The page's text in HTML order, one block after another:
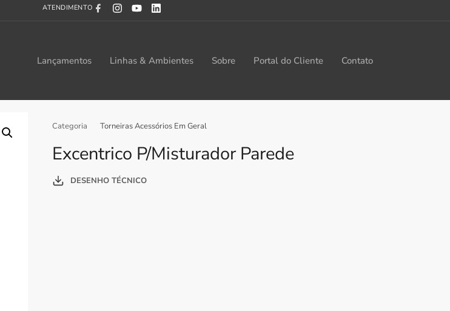
ATENDIMENTO
Lançamentos Linhas & Ambientes Sobre Portal do Cliente Contato
Categoria Torneiras Acessórios Em Geral
Excentrico P/Misturador Parede
DESENHO TÉCNICO